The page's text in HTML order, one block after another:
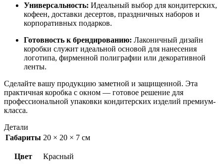
Универсальность: Идеальный выбор для кондитерских,
кофеен, доставки десертов, праздничных наборов и
корпоративных подарков.
Готовность к брендированию: Лаконичный дизайн
коробки служит идеальной основой для нанесения
логотипа, фирменной полиграфии или декоративной
ленты.
Сделайте вашу продукцию заметной и защищенной. Эта
практичная коробка с окном — готовое решение для
профессиональной упаковки кондитерских изделий премиум-
класса.
Детали
Габариты 20 × 20 × 7 см
Цвет Красный